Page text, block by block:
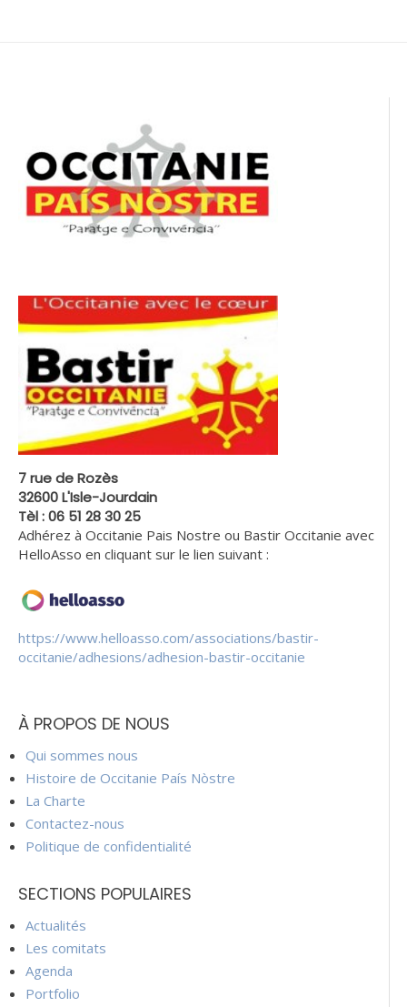
7 rue de Rozès
32600 L'Isle-Jourdain
Tèl : 06 51 28 30 25
Adhérez à Occitanie Pais Nostre ou Bastir Occitanie avec
HelloAsso en cliquant sur le lien suivant :
https://www.helloasso.com/associations/bastir-
occitanie/adhesions/adhesion-bastir-occitanie
À PROPOS DE NOUS
Qui sommes nous
Histoire de Occitanie País Nòstre
La Charte
Contactez-nous
Politique de confidentialité
SECTIONS POPULAIRES
Actualités
Les comitats
Agenda
Portfolio